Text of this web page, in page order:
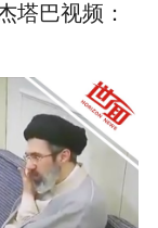
塔巴视频：